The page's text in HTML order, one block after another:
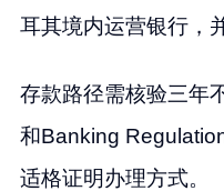
耳其境内运营银行，
存款路径需核验三年
和Banking
适格证明办理方式。